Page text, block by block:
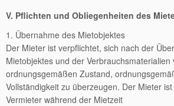
V. Pflichten und Obliegenheiten des
1. Übernahme des Mietobjektes
Der Mieter ist verpflichtet, sich nach der
Mietobjektes und der Verbrauchsmaterialien
ordnungsgemäßen Zustand,
Vollständigkeit zu überzeugen. Der Mieter
Vermieter während der Mietzeit